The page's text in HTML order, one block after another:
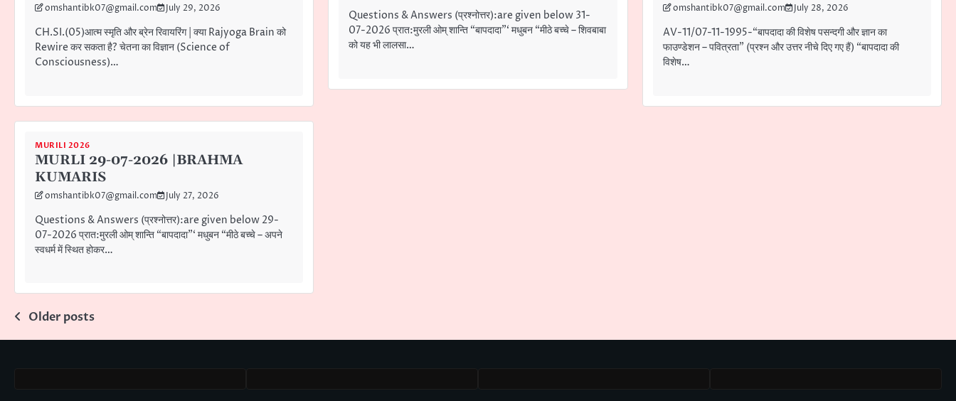
omshantibk07@gmail.com July 29, 2026
CH.SI.(05)आत्म स्मृति और ब्रेन रिवायरिंग | क्या Rajyoga Brain को
Rewire कर सकता है? चेतना का विज्ञान (Science of
Consciousness)…
Questions & Answers (प्रश्नोत्तर):are given below 31-
07-2026 प्रात:मुरली ओम् शान्ति “बापदादा”‘ मधुबन “मीठे बच्चे – शिवबाबा
को यह भी लालसा…
omshantibk07@gmail.com July 28, 2026
AV-11/07-11-1995-“बापदादा की विशेष पसन्दगी और ज्ञान का
फाउण्डेशन – पवित्रता” (प्रश्न और उत्तर नीचे दिए गए हैं) “बापदादा की
विशेष…
MURILI 2026
MURLI 29-07-2026 |BRAHMA
KUMARIS
omshantibk07@gmail.com July 27, 2026
Questions & Answers (प्रश्नोत्तर):are given below 29-
07-2026 प्रात:मुरली ओम् शान्ति “बापदादा”‘ मधुबन “मीठे बच्चे – अपने
स्वधर्म में स्थित होकर…
Posts
navigation
Older posts